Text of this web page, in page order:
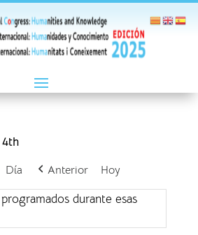
4th
Día Anterior Hoy
durante esas